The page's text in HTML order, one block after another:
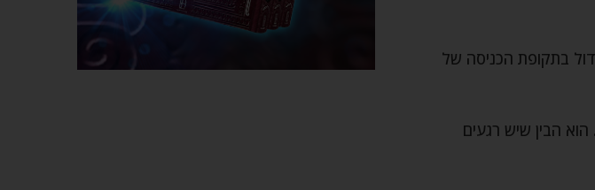
בתקופת הכניסה של
הבין שיש רגעים